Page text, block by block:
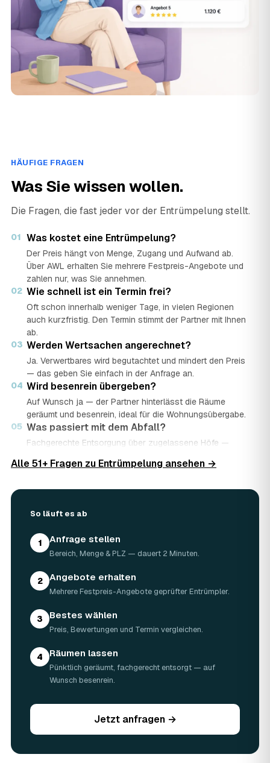
HÄUFIGE FRAGEN
Was Sie wissen wollen.
Die Fragen, die fast jeder vor der Entrümpelung stellt.
01 Was kostet eine Entrümpelung?
Der Preis hängt von Menge, Zugang und Aufwand ab.
Über AWL erhalten Sie mehrere Festpreis-Angebote und
zahlen nur, was Sie annehmen.
02 Wie schnell ist ein Termin frei?
Oft schon innerhalb weniger Tage, in vielen Regionen
auch kurzfristig. Den Termin stimmt der Partner mit Ihnen
ab.
03 Werden Wertsachen angerechnet?
Ja. Verwertbares wird begutachtet und mindert den Preis
— das geben Sie einfach in der Anfrage an.
04 Wird besenrein übergeben?
Auf Wunsch ja — der Partner hinterlässt die Räume
geräumt und besenrein, ideal für die Wohnungsübergabe.
05 Was passiert mit dem Abfall?
Fachgerechte Entsorgung über zugelassene Höfe —
Nachweis.
Angebote und entscheiden in Ruhe.
Alle 51+ Fragen zu Entrümpelung ansehen →
So läuft es ab
1 Anfrage stellen
Bereich, Menge & PLZ — dauert 2 Minuten.
2 Angebote erhalten
Mehrere Festpreis-Angebote geprüfter Entrümpler.
3 Bestes wählen
Preis, Bewertungen und Termin vergleichen.
4 Räumen lassen
Pünktlich geräumt, fachgerecht entsorgt — auf
Wunsch besenrein.
Jetzt anfragen →